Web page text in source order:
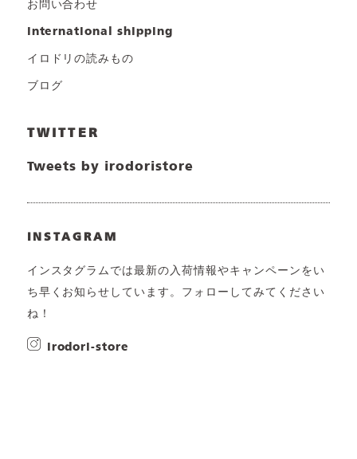
お問い合わせ
international shipping
イロドリの読みもの
ブログ
TWITTER
Tweets by irodoristore
INSTAGRAM
インスタグラムでは最新の入荷情報やキャンペーンをい
ち早くお知らせしています。フォローしてみてください
ね！
irodori-store